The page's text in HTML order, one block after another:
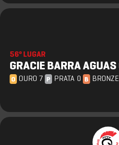
56º LUGAR
GRACIE BARRA
O OURO 7 P PRATA 0 B